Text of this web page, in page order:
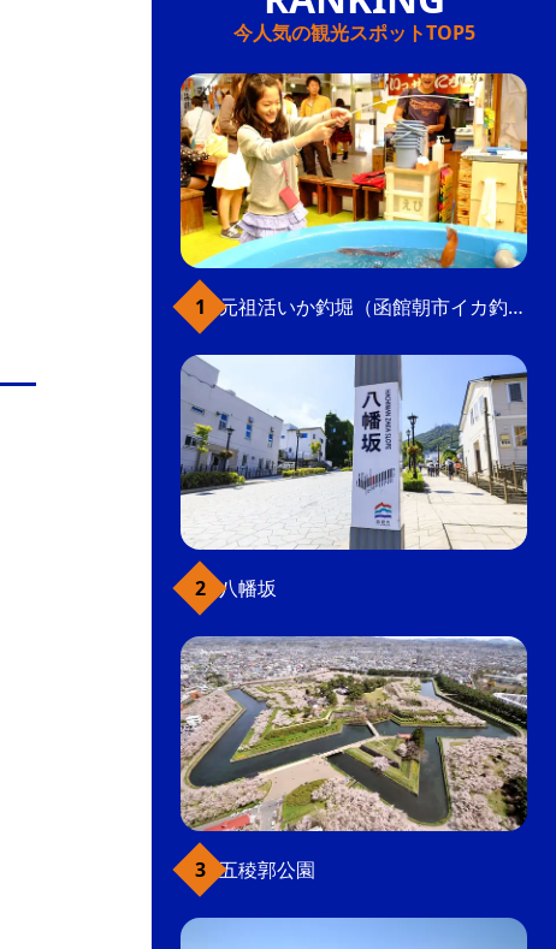
今人気の観光スポットTOP5
元祖活いか釣堀（函館朝市イカ釣り体験）
八幡坂
五稜郭公園